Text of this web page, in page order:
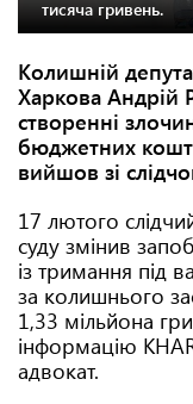
тисяча гривень.
Колишній
Харкова Андрій
створенні
бюджетних
вийшов зі
17 лютого
суду змінив
із тримання під
за колишнього
1,33 мільйона
інформацію
адвокат.